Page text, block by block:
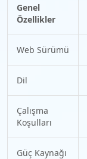
Genel
Özellikler
Web Sürümü
Dil
Çalışma
Koşulları
Güç Kaynağı